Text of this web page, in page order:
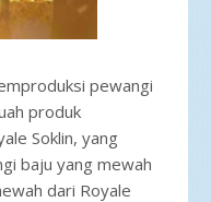
pewangi
produk
Soklin, yang
baju yang mewah
dari Royale